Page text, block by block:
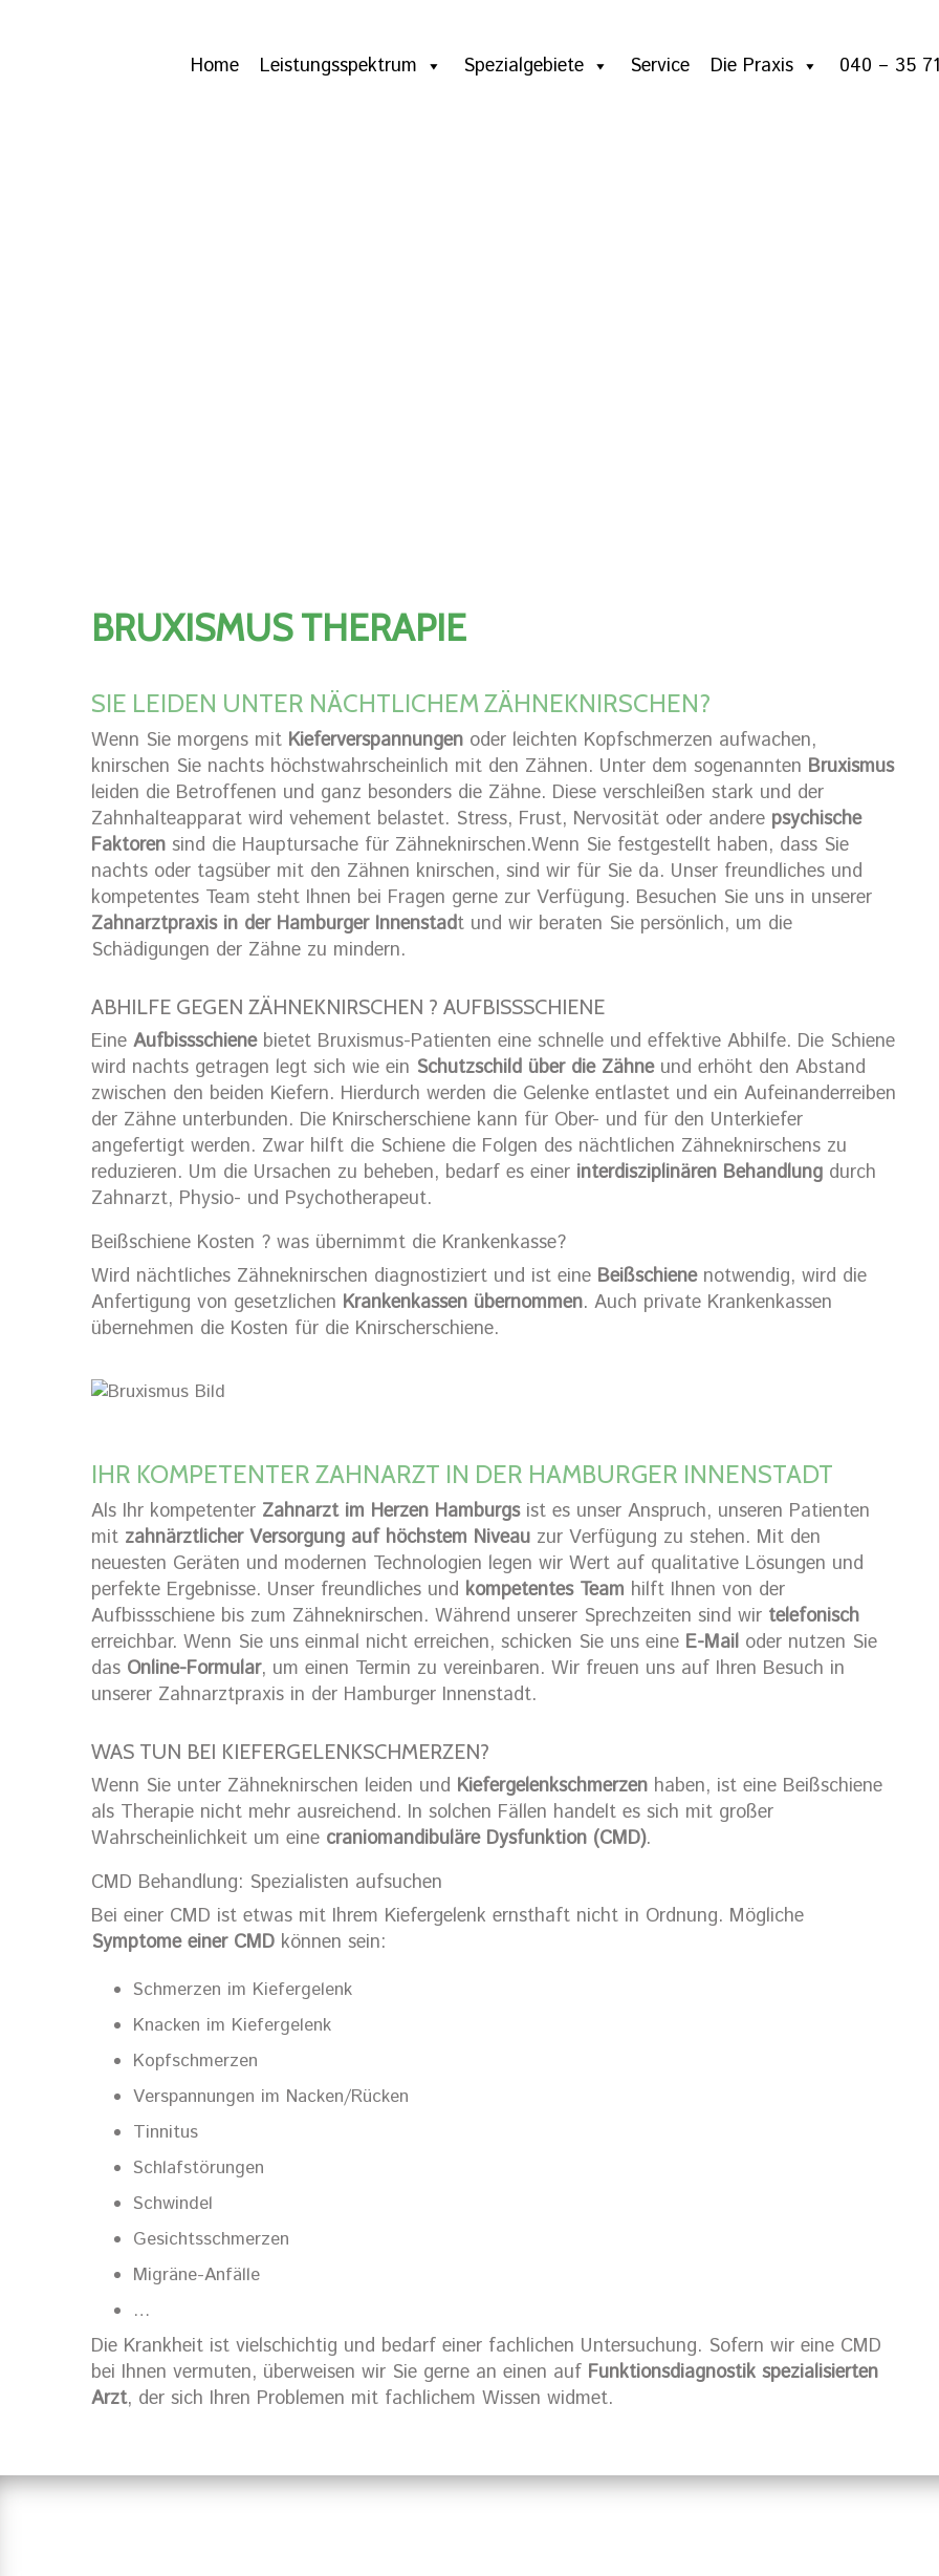
Home Leistungsspektrum Spezialgebiete Service Die Praxis 040 – 35
BRUXISMUS THERAPIE
SIE LEIDEN UNTER NÄCHTLICHEM ZÄHNEKNIRSCHEN?
Wenn Sie morgens mit Kieferverspannungen oder leichten Kopfschmerzen aufwachen,
knirschen Sie nachts höchstwahrscheinlich mit den Zähnen. Unter dem sogenannten Bruxismus
leiden die Betroffenen und ganz besonders die Zähne. Diese verschleißen stark und der
Zahnhalteapparat wird vehement belastet. Stress, Frust, Nervosität oder andere psychische
Faktoren sind die Hauptursache für Zähneknirschen.Wenn Sie festgestellt haben, dass Sie
nachts oder tagsüber mit den Zähnen knirschen, sind wir für Sie da. Unser freundliches und
kompetentes Team steht Ihnen bei Fragen gerne zur Verfügung. Besuchen Sie uns in unserer
Zahnarztpraxis in der Hamburger Innenstadt und wir beraten Sie persönlich, um die
Schädigungen der Zähne zu mindern.
ABHILFE GEGEN ZÄHNEKNIRSCHEN ? AUFBISSSCHIENE
Eine Aufbissschienebietet Bruxismus-Patienten eine schnelle und effektive Abhilfe. Die Schiene
wird nachts getragen legt sich wie ein Schutzschild über die Zähneund erhöht den Abstand
zwischen den beiden Kiefern. Hierdurch werden die Gelenke entlastet und ein Aufeinanderreiben
der Zähne unterbunden. Die Knirscherschiene kann für Ober- und für den Unterkiefer
angefertigt werden. Zwar hilft die Schiene die Folgen des nächtlichen Zähneknirschens zu
reduzieren. Um die Ursachen zu beheben, bedarf es einer interdisziplinären Behandlung durch
Zahnarzt, Physio- und Psychotherapeut.
Beißschiene Kosten ? was übernimmt die Krankenkasse?
Wird nächtliches Zähneknirschen diagnostiziert und ist eine Beißschienenotwendig, wird die
Anfertigung von gesetzlichen Krankenkassen übernommen. Auch private Krankenkassen
übernehmen die Kosten für die Knirscherschiene.
IHR KOMPETENTER ZAHNARZT IN DER HAMBURGER INNENSTADT
Als Ihr kompetenter Zahnarzt im Herzen Hamburgsist es unser Anspruch, unseren Patienten
mit zahnärztlicher Versorgung auf höchstem Niveau zur Verfügung zu stehen. Mit den
neuesten Geräten und modernen Technologien legen wir Wert auf qualitative Lösungen und
perfekte Ergebnisse. Unser freundliches und kompetentes Team hilft Ihnen von der
Aufbissschiene bis zum Zähneknirschen. Während unserer Sprechzeiten sind wir telefonisch
erreichbar. Wenn Sie uns einmal nicht erreichen, schicken Sie uns eine E-Mail oder nutzen Sie
das Online-Formular, um einen Termin zu vereinbaren. Wir freuen uns auf Ihren Besuch in
unserer Zahnarztpraxis in der Hamburger Innenstadt.
WAS TUN BEI KIEFERGELENKSCHMERZEN?
Wenn Sie unter Zähneknirschen leiden und Kiefergelenkschmerzen haben, ist eine Beißschiene
als Therapie nicht mehr ausreichend. In solchen Fällen handelt es sich mit großer
Wahrscheinlichkeit um eine craniomandibuläre Dysfunktion (CMD).
CMD Behandlung: Spezialisten aufsuchen
Bei einer CMD ist etwas mit Ihrem Kiefergelenk ernsthaft nicht in Ordnung. Mögliche
Symptome einer CMD können sein:
Schmerzen im Kiefergelenk
Knacken im Kiefergelenk
Kopfschmerzen
Verspannungen im Nacken/Rücken
Tinnitus
Schlafstörungen
Schwindel
Gesichtsschmerzen
Migräne-Anfälle
…
Die Krankheit ist vielschichtig und bedarf einer fachlichen Untersuchung. Sofern wir eine CMD
bei Ihnen vermuten, überweisen wir Sie gerne an einen auf Funktionsdiagnostik spezialisierten
Arzt, der sich Ihren Problemen mit fachlichem Wissen widmet.